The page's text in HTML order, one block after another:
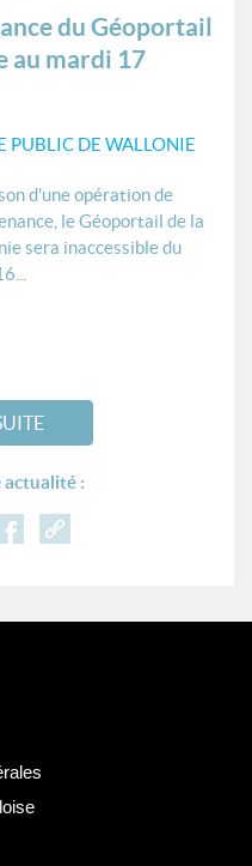
du Géoportail
au mardi 17
PUBLIC DE WALLONIE
d'une opération de
le Géoportail de la
sera inaccessible du
actualité :